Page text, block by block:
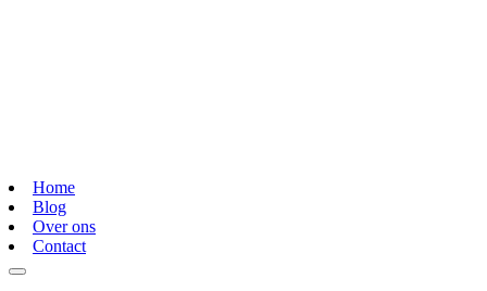
Home
Blog
Over ons
Contact